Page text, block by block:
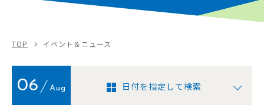
TOP イベント＆ニュース
06 Aug 日付を指定して検索